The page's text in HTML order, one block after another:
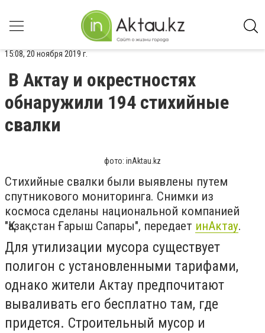
15:08, 20 ноября 2019 г.
В Актау и окрестностях
обнаружили 194 стихийные
свалки
фото: inAktau.kz
Стихийные свалки были выявлены путем
спутникового мониторинга. Снимки из
космоса сделаны национальной компанией
"Қазақстан Ғарыш Сапары", передает инАктау.
Для утилизации мусора существует
полигон с установленными тарифами,
однако жители Актау предпочитают
вываливать его бесплатно там, где
придется. Строительный мусор и